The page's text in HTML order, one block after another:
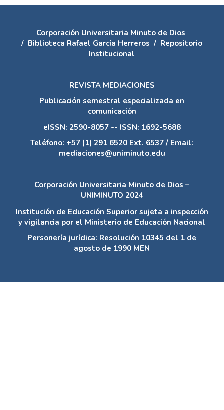
Corporación Universitaria Minuto de Dios
/ Biblioteca Rafael García Herreros / Repositorio
Institucional
REVISTA MEDIACIONES
Publicación semestral especializada en
comunicación
eISSN: 2590-8057 -- ISSN: 1692-5688
Teléfono: +57 (1) 291 6520 Ext. 6537 / Email:
mediaciones@uniminuto.edu
Corporación Universitaria Minuto de Dios –
UNIMINUTO 2024
Institución de Educación Superior sujeta a inspección
y vigilancia por el Ministerio de Educación Nacional
Personería jurídica: Resolución 10345 del 1 de
agosto de 1990 MEN